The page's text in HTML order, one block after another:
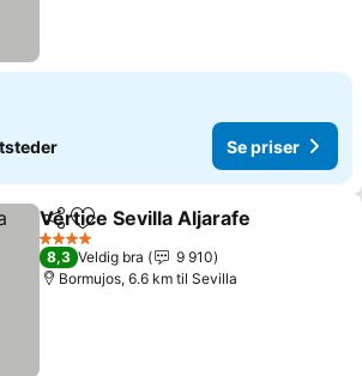
Se priser
Del Legg til i favoritter
Vértice Sevilla Aljarafe
4 Stjerner
8,3 Veldig bra
9 910
Bormujos, 6.6 km til Sevilla